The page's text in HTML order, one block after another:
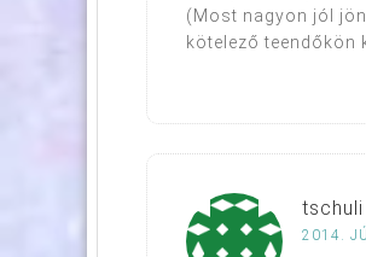
(Most nagyon jól
kötelező teendőkön
tschuli
2014.